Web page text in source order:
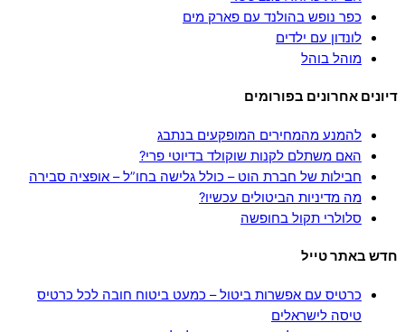
כפר נופש בהולנד עם פארק מים
לונדון עם ילדים
מוהל בוהל
דיונים אחרונים בפורומים
להמנע מהמחירים המופקעים בנתבג
האם משתלם לקנות שוקולד בדיוטי פרי?
חבילות של חברת הוט – כולל גלישה בחו”ל – אופציה סבירה
מה מדיניות הביטולים עכשיו?
סלולרי תקול בחופשה
חדש באתר טייל
כרטיס עם אפשרות ביטול – כמעט ביטוח חובה לכל כרטיס
טיסה לישראלים